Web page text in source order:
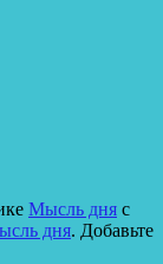
Мысль дня с
дня. Добавьте